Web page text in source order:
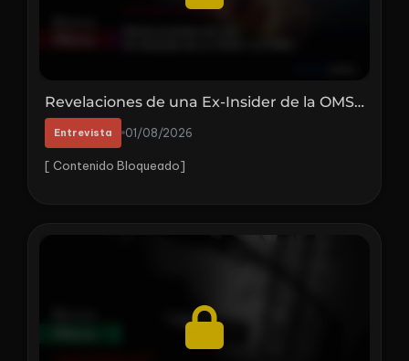
Revelaciones de una Ex-Insider de la OMS y la ONU | Con Astrid Stückelberger
Entrevista 01/08/2026
[ Contenido Bloqueado]